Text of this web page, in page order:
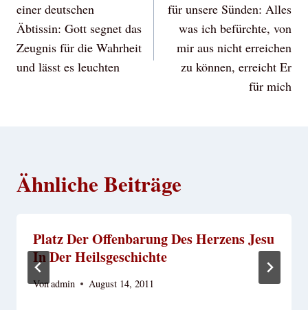
einer deutschen
Äbtissin: Gott segnet das
Zeugnis für die Wahrheit
und lässt es leuchten
für unsere Sünden: Alles
was ich befürchte, von
mir aus nicht erreichen
zu können, erreicht Er
für mich
Ähnliche Beiträge
Platz Der Offenbarung Des Herzens Jesu
In Der Heilsgeschichte
Vonadmin August 14, 2011